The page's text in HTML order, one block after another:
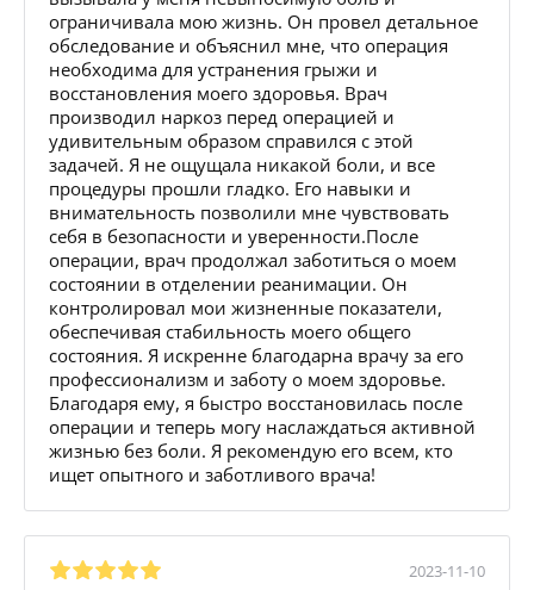
ограничивала мою жизнь. Он провел детальное
обследование и объяснил мне, что операция
необходима для устранения грыжи и
восстановления моего здоровья. Врач
производил наркоз перед операцией и
удивительным образом справился с этой
задачей. Я не ощущала никакой боли, и все
процедуры прошли гладко. Его навыки и
внимательность позволили мне чувствовать
себя в безопасности и уверенности.После
операции, врач продолжал заботиться о моем
состоянии в отделении реанимации. Он
контролировал мои жизненные показатели,
обеспечивая стабильность моего общего
состояния. Я искренне благодарна врачу за его
профессионализм и заботу о моем здоровье.
Благодаря ему, я быстро восстановилась после
операции и теперь могу наслаждаться активной
жизнью без боли. Я рекомендую его всем, кто
ищет опытного и заботливого врача!
2023-11-10